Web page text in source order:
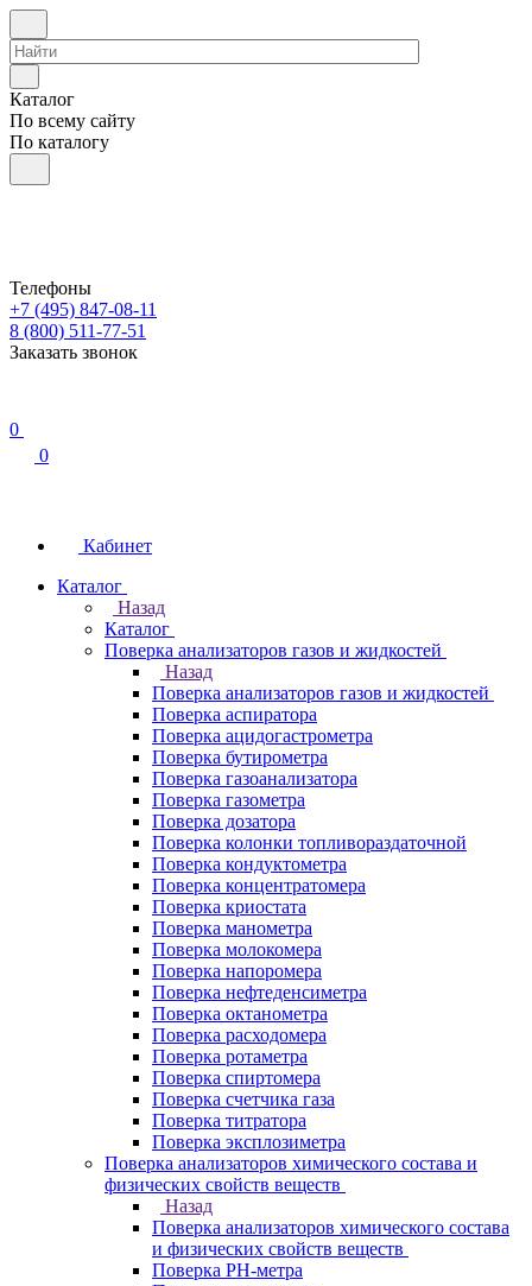
Каталог
По всему сайту
По каталогу
Телефоны
+7 (495) 847-08-11
8 (800) 511-77-51
Заказать звонок
0
0
Кабинет
Каталог
Назад
Каталог
Поверка анализаторов газов и жидкостей
Назад
Поверка анализаторов газов и жидкостей
Поверка аспиратора
Поверка ацидогастрометра
Поверка бутирометра
Поверка газоанализатора
Поверка газометра
Поверка дозатора
Поверка колонки топливораздаточной
Поверка кондуктометра
Поверка концентратомера
Поверка криостата
Поверка манометра
Поверка молокомера
Поверка напоромера
Поверка нефтеденсиметра
Поверка октанометра
Поверка расходомера
Поверка ротаметра
Поверка спиртомера
Поверка счетчика газа
Поверка титратора
Поверка эксплозиметра
Поверка анализаторов химического состава и
физических свойств веществ
Назад
Поверка анализаторов химического состава
и физических свойств веществ
Поверка PH-метра